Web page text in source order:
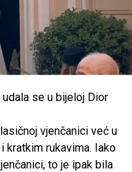
se u bijeloj Dior
vjenčanici već u
kratkim rukavima. Iako
to je ipak bila